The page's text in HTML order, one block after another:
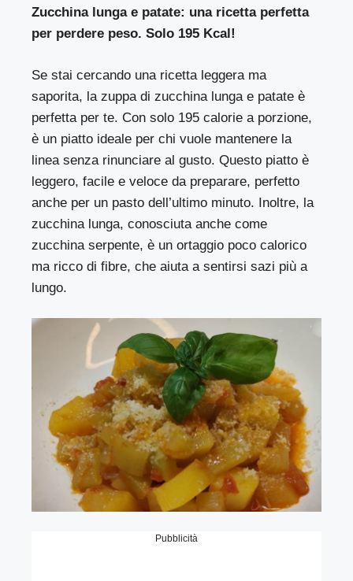
Zucchina lunga e patate: una ricetta perfetta
per perdere peso. Solo 195 Kcal!
Se stai cercando una ricetta leggera ma
saporita, la zuppa di zucchina lunga e patate è
perfetta per te. Con solo 195 calorie a porzione,
è un piatto ideale per chi vuole mantenere la
linea senza rinunciare al gusto. Questo piatto è
leggero, facile e veloce da preparare, perfetto
anche per un pasto dell’ultimo minuto. Inoltre, la
zucchina lunga, conosciuta anche come
zucchina serpente, è un ortaggio poco calorico
ma ricco di fibre, che aiuta a sentirsi sazi più a
lungo.
Pubblicità